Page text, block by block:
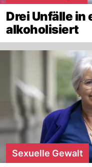
Drei Unfälle in
alkoholisiert
Sexuelle Gewalt